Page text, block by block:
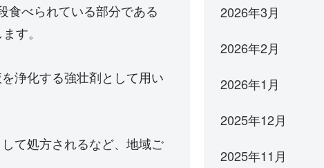
食べられている部分である
す。
浄化する強壮剤として用い
て処方されるなど、地域ご
2026年3月
2026年2月
2026年1月
2025年12月
2025年11月